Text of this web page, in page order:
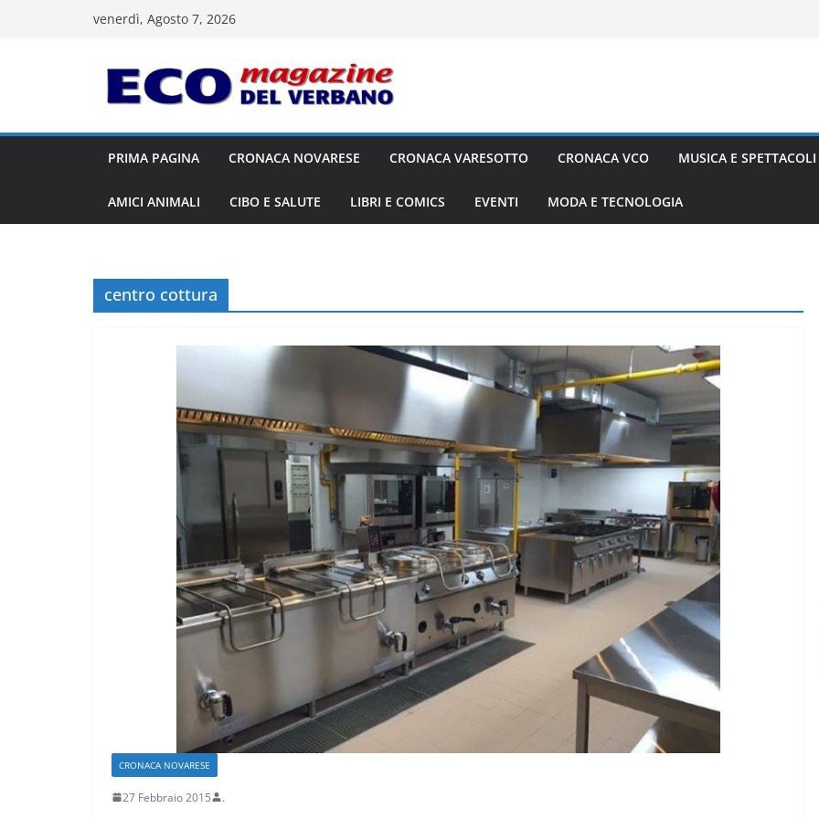
venerdì, Agosto 7, 2026
PRIMA PAGINA CRONACA NOVARESE CRONACA VARESOTTO CRONACA VCO MUSICA E SPETTACOLI
AMICI ANIMALI CIBO E SALUTE LIBRI E COMICS EVENTI MODA E TECNOLOGIA
centro cottura
CRONACA NOVARESE
27 Febbraio 2015 .
CRONACA VARESOTTO
Più impresa, più crescita
e più qualità urbana per
Varese
18 Luglio 2026 .
MODA E TECNOLOGIA
I rifiuti elettronici non
vanno in vacanza
6 Agosto 2026 .